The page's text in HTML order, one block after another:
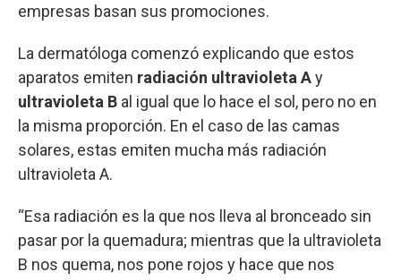
empresas basan sus promociones.
La dermatóloga comenzó explicando que estos
aparatos emiten radiación ultravioleta Ay
ultravioleta B al igual que lo hace el sol, pero no en
la misma proporción. En el caso de las camas
solares, estas emiten mucha más radiación
ultravioleta A.
“Esa radiación es la que nos lleva al bronceado sin
pasar por la quemadura; mientras que la ultravioleta
B nos quema, nos pone rojos y hace que nos